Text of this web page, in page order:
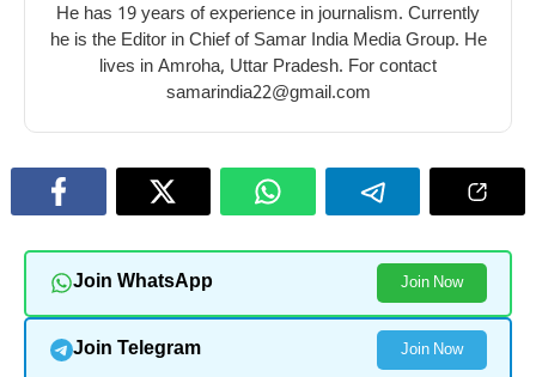
raisins
He has 19 years of experience in journalism. Currently
he is the Editor in Chief of Samar India Media Group. He
lives in Amroha, Uttar Pradesh. For contact
samarindia22@gmail.com
Join WhatsApp Join Now
Join Telegram Join Now